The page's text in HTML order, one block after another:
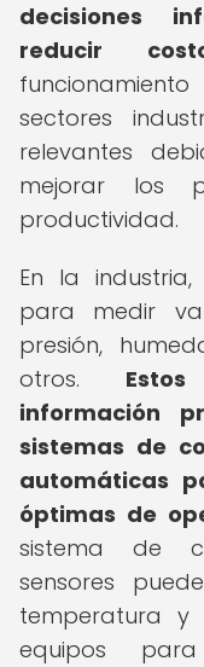
decisiones
reducir
sectores
relevantes
mejorar los
productividad.
En la
para medir
presión,
otros.
información
sistemas de
automáticas
óptimas de
sistema de
sensores
temperatura
equipos